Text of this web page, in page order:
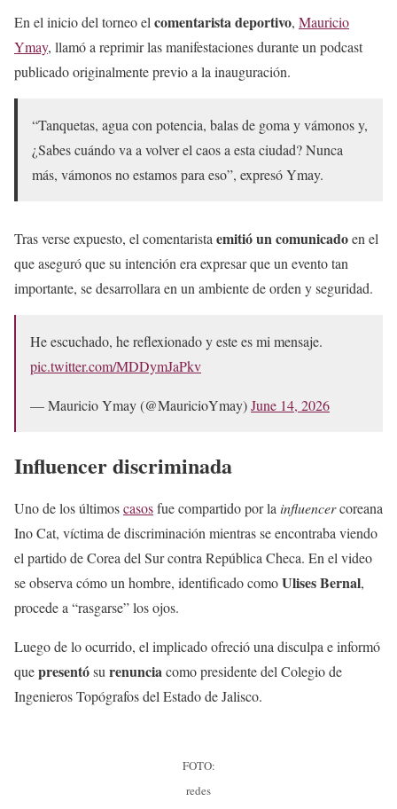
En el inicio del torneo el comentarista deportivo, Mauricio
Ymay, llamó a reprimir las manifestaciones durante un podcast
publicado originalmente previo a la inauguración.
“Tanquetas, agua con potencia, balas de goma y vámonos y,
¿Sabes cuándo va a volver el caos a esta ciudad? Nunca
más, vámonos no estamos para eso”, expresó Ymay.
Tras verse expuesto, el comentarista emitió un comunicadoen el
que aseguró que su intención era expresar que un evento tan
importante, se desarrollara en un ambiente de orden y seguridad.
He escuchado, he reflexionado y este es mi mensaje.
pic.twitter.com/MDDymJaPkv
— Mauricio Ymay (@MauricioYmay)June 14, 2026
Influencer discriminada
Uno de los últimoscasosfue compartido por la influencercoreana
Ino Cat, víctima de discriminación mientras se encontraba viendo
el partido de Corea del Sur contra República Checa. En el video
se observa cómo un hombre, identificado comoUlises Bernal,
procede a “rasgarse” los ojos.
Luego de lo ocurrido, el implicado ofreció una disculpa e informó
quepresentósu renunciacomo presidente del Colegio de
Ingenieros Topógrafos del Estado de Jalisco.
FOTO:
redes